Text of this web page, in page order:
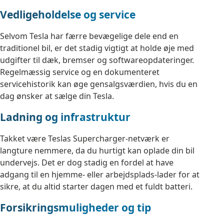
Vedligeholdelse og service
Selvom Tesla har færre bevægelige dele end en
traditionel bil, er det stadig vigtigt at holde øje med
udgifter til dæk, bremser og softwareopdateringer.
Regelmæssig service og en dokumenteret
servicehistorik kan øge gensalgsværdien, hvis du en
dag ønsker at sælge din Tesla.
Ladning og infrastruktur
Takket være Teslas Supercharger-netværk er
langture nemmere, da du hurtigt kan oplade din bil
undervejs. Det er dog stadig en fordel at have
adgang til en hjemme- eller arbejdsplads-lader for at
sikre, at du altid starter dagen med et fuldt batteri.
Forsikringsmuligheder og tip